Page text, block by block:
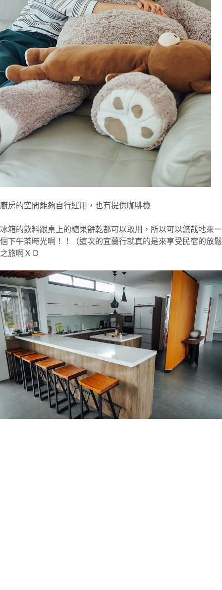
廚房的空間能夠自行運用，也有提供咖啡機
冰箱的飲料跟桌上的糖果餅乾都可以取用，所以可以悠哉地來一
個下午茶時光啊！！（這次的宜蘭行就真的是來享受民宿的放鬆
之旅啊ＸＤ